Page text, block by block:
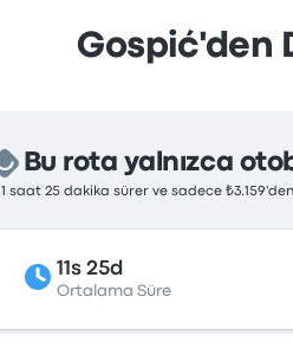
Gospić'den
Bu rota yalnızca
saat 25 dakika sürer ve sadece
11s 25d
Ortalama Süre